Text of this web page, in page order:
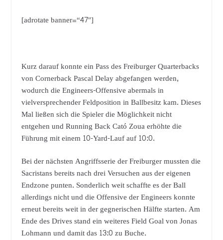
[adrotate banner=“47″]
Kurz darauf konnte ein Pass des Freiburger Quarterbacks
von Cornerback Pascal Delay abgefangen werden,
wodurch die Engineers-Offensive abermals in
vielversprechender Feldposition in Ballbesitz kam. Dieses
Mal ließen sich die Spieler die Möglichkeit nicht
entgehen und Running Back Cató Zoua erhöhte die
Führung mit einem 10-Yard-Lauf auf 10:0.
Bei der nächsten Angriffsserie der Freiburger mussten die
Sacristans bereits nach drei Versuchen aus der eigenen
Endzone punten. Sonderlich weit schaffte es der Ball
allerdings nicht und die Offensive der Engineers konnte
erneut bereits weit in der gegnerischen Hälfte starten. Am
Ende des Drives stand ein weiteres Field Goal von Jonas
Lohmann und damit das 13:0 zu Buche.